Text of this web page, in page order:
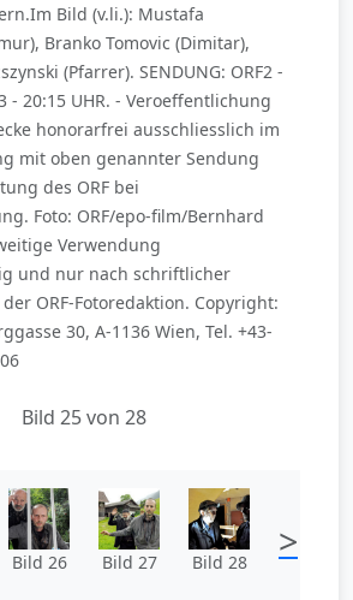
Bild (v.li.): Mustafa
Branko Tomovic (Dimitar),
(Pfarrer). SENDUNG: ORF2 -
- 20:15 UHR. - Veroeffentlichung
honorarfrei ausschliesslich im
mit oben genannter Sendung
des ORF bei
Foto: ORF/epo-film/Bernhard
Verwendung
und nur nach schriftlicher
ORF-Fotoredaktion. Copyright:
30, A-1136 Wien, Tel. +43-
Bild 25 von 28
Bild 26 Bild 27 Bild 28 >